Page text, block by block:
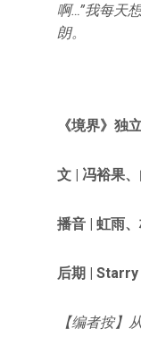
啊…”我每天
朗。
《境界》独
文 | 冯裕果
播音 | 虹雨
后期 | Starry
【编者按】